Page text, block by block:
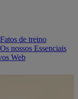
Fatos de treino
Os nossos Essenciais
Web